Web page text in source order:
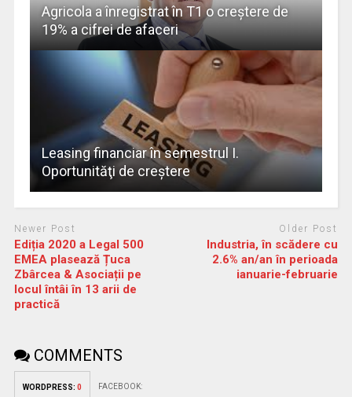
Agricola a înregistrat în T1 o creştere de
19% a cifrei de afaceri
Leasing financiar în semestrul I.
Oportunităţi de creştere
Newer Post
Ediția 2020 a Legal 500
EMEA plasează Țuca
Zbârcea & Asociații pe
locul întâi în 13 arii de
practică
Older Post
Industria, în scădere cu
2.6% an/an în perioada
ianuarie-februarie
COMMENTS
WORDPRESS: 0 FACEBOOK: